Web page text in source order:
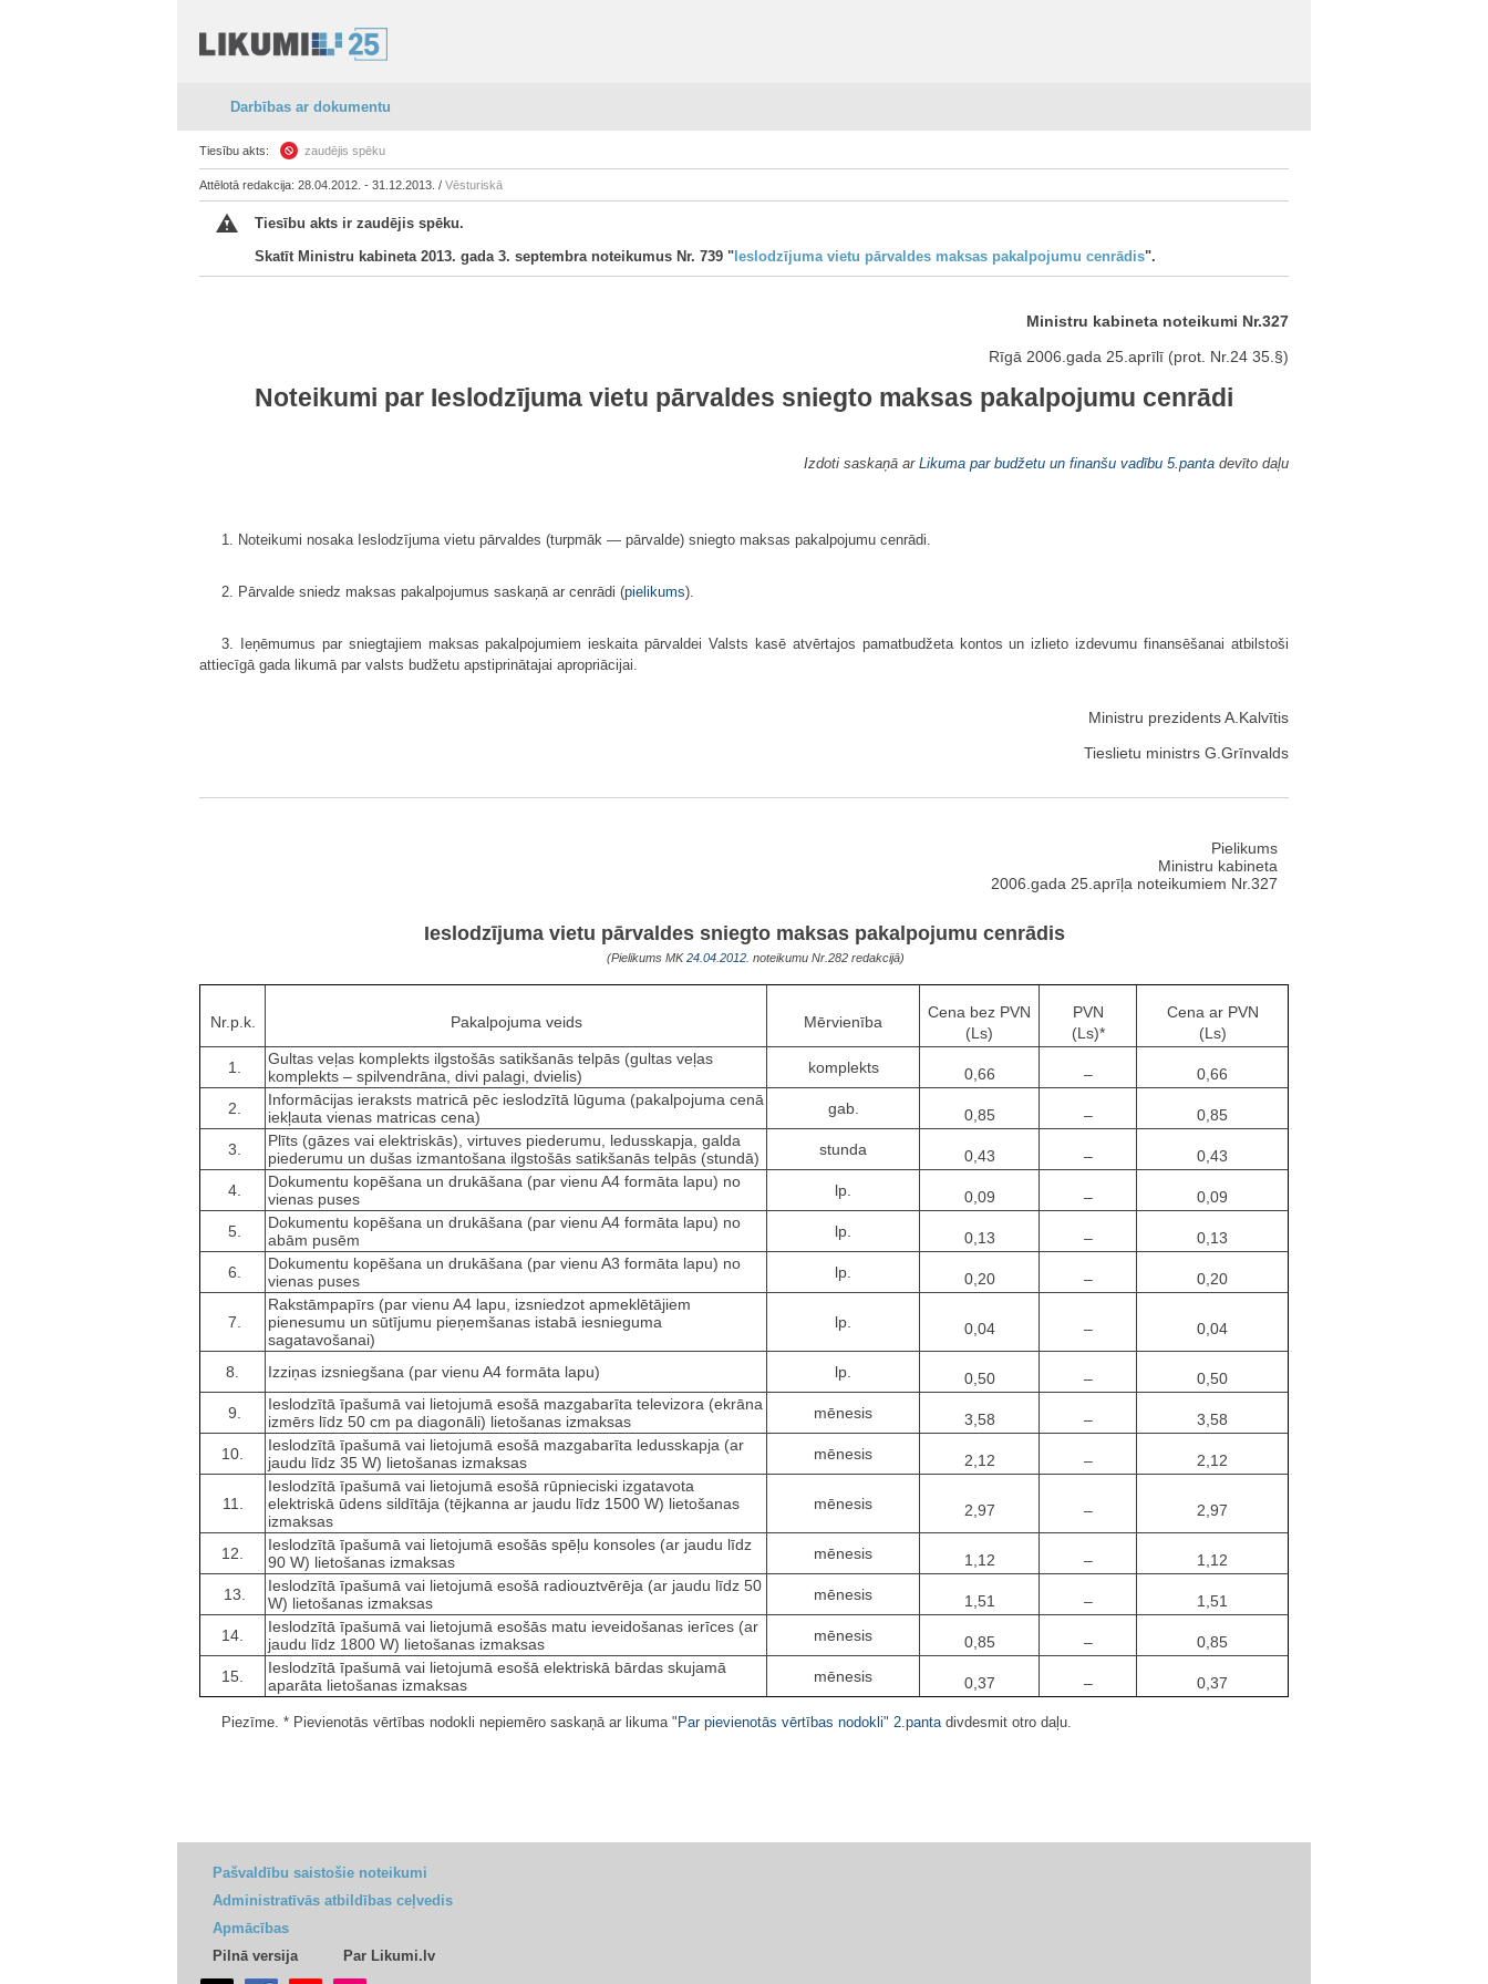
Darbības ar dokumentu
Tiesību akts: zaudējis spēku
Attēlotā redakcija: 28.04.2012. - 31.12.2013. / Vēsturiskā
Tiesību akts ir zaudējis spēku.
Skatīt Ministru kabineta 2013. gada 3. septembra noteikumus Nr. 739 " Ieslodzījuma vietu pārvaldes maksas pakalpojumu cenrādis".
Ministru kabineta noteikumi Nr.327
Rīgā 2006.gada 25.aprīlī (prot. Nr.24 35.§)
Noteikumi par Ieslodzījuma vietu pārvaldes sniegto maksas pakalpojumu cenrādi
Izdoti saskaņā ar Likuma par budžetu un finanšu vadību 5.panta devīto daļu
1. Noteikumi nosaka Ieslodzījuma vietu pārvaldes (turpmāk — pārvalde) sniegto maksas pakalpojumu cenrādi.
2. Pārvalde sniedz maksas pakalpojumus saskaņā ar cenrādi (pielikums).
3. Ieņēmumus par sniegtajiem maksas pakalpojumiem ieskaita pārvaldei Valsts kasē atvērtajos pamatbudžeta kontos un izlieto izdevumu finansēšanai atbilstoši
attiecīgā gada likumā par valsts budžetu apstiprinātajai apropriācijai.
Ministru prezidents A.Kalvītis
Tieslietu ministrs G.Grīnvalds
Pielikums
Ministru kabineta
2006.gada 25.aprīļa noteikumiem Nr.327
Ieslodzījuma vietu pārvaldes sniegto maksas pakalpojumu cenrādis
(Pielikums MK24.04.2012. noteikumu Nr.282 redakcijā)
Nr.p.k. Pakalpojuma veids Mērvienība
Cena bez PVN
(Ls)
PVN
(Ls)*
Cena ar PVN
(Ls)
1.
Gultas veļas komplekts ilgstošās satikšanās telpās (gultas veļas
komplekts – spilvendrāna, divi palagi, dvielis)
komplekts 0,66 –
0,66
2.
Informācijas ieraksts matricā pēc ieslodzītā lūguma (pakalpojuma cenā
iekļauta vienas matricas cena)
gab. 0,85 –
0,85
3.
Plīts (gāzes vai elektriskās), virtuves piederumu, ledusskapja, galda
piederumu un dušas izmantošana ilgstošās satikšanās telpās (stundā)
stunda 0,43 –
0,43
4.
Dokumentu kopēšana un drukāšana (par vienu A4 formāta lapu) no
vienas puses
lp. 0,09 –
0,09
5.
Dokumentu kopēšana un drukāšana (par vienu A4 formāta lapu) no
abām pusēm
lp. 0,13 –
0,13
6.
Dokumentu kopēšana un drukāšana (par vienu A3 formāta lapu) no
vienas puses
lp. 0,20 – 0,20
7.
Rakstāmpapīrs (par vienu A4 lapu, izsniedzot apmeklētājiem
pienesumu un sūtījumu pieņemšanas istabā iesnieguma
sagatavošanai)
lp. 0,04 – 0,04
8. Izziņas izsniegšana (par vienu A4 formāta lapu) lp. 0,50 –
0,50
9.
Ieslodzītā īpašumā vai lietojumā esošā mazgabarīta televizora (ekrāna
izmērs līdz 50 cm pa diagonāli) lietošanas izmaksas
mēnesis 3,58 –
3,58
10.
Ieslodzītā īpašumā vai lietojumā esošā mazgabarīta ledusskapja (ar
jaudu līdz 35 W) lietošanas izmaksas
mēnesis 2,12 – 2,12
11.
Ieslodzītā īpašumā vai lietojumā esošā rūpnieciski izgatavota
elektriskā ūdens sildītāja (tējkanna ar jaudu līdz 1500 W) lietošanas
izmaksas
mēnesis 2,97 – 2,97
12.
Ieslodzītā īpašumā vai lietojumā esošās spēļu konsoles (ar jaudu līdz
90 W) lietošanas izmaksas
mēnesis 1,12 –
1,12
13.
Ieslodzītā īpašumā vai lietojumā esošā radiouztvērēja (ar jaudu līdz 50
W) lietošanas izmaksas
mēnesis 1,51 –
1,51
14.
Ieslodzītā īpašumā vai lietojumā esošās matu ieveidošanas ierīces (ar
jaudu līdz 1800 W) lietošanas izmaksas
mēnesis 0,85 –
0,85
15.
Ieslodzītā īpašumā vai lietojumā esošā elektriskā bārdas skujamā
aparāta lietošanas izmaksas
mēnesis 0,37 – 0,37
Piezīme. * Pievienotās vērtības nodokli nepiemēro saskaņā ar likuma " Par pievienotās vērtības nodokli" 2.pantadivdesmit otro daļu.
Pašvaldību saistošie noteikumi
Administratīvās atbildības ceļvedis
Apmācības
Pilnā versija
Par Likumi.lv